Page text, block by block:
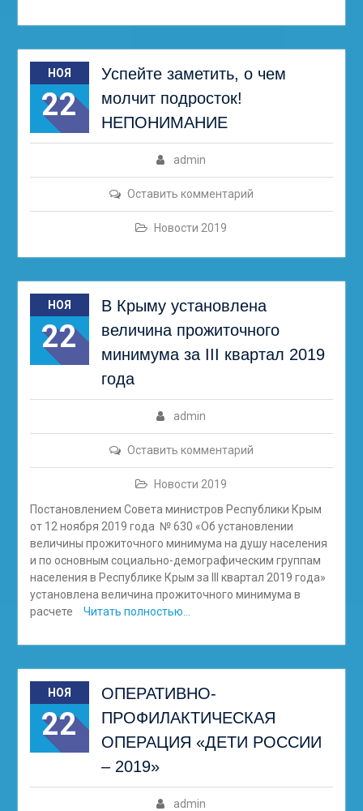
НОЯ
22
Успейте заметить, о чем
молчит подросток!
НЕПОНИМАНИЕ
admin
Оставить комментарий
Новости 2019
НОЯ
22
В Крыму установлена
величина прожиточного
минимума за III квартал 2019
года
admin
Оставить комментарий
Новости 2019
Постановлением Совета министров Республики Крым
от 12 ноября 2019 года № 630 «Об установлении
величины прожиточного минимума на душу населения
и по основным социально-демографическим группам
населения в Республике Крым за III квартал 2019 года»
установлена величина прожиточного минимума в
расчете
Читать полностью…
НОЯ
22
ОПЕРАТИВНО-
ПРОФИЛАКТИЧЕСКАЯ
ОПЕРАЦИЯ «ДЕТИ РОССИИ
– 2019»
admin